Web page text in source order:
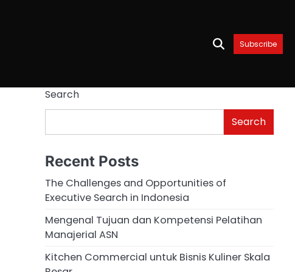
Subscribe
Search
Search
Recent Posts
The Challenges and Opportunities of
Executive Search in Indonesia
Mengenal Tujuan dan Kompetensi Pelatihan
Manajerial ASN
Kitchen Commercial untuk Bisnis Kuliner Skala